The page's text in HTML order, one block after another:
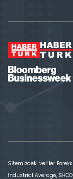
Sitemizdeki veriler
Industrial Average,